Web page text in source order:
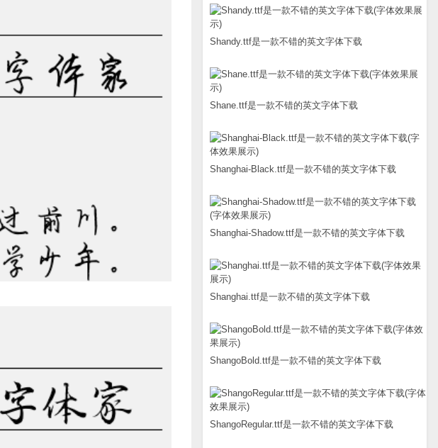
Shandy.ttf是一款不错的英文字体下载
Shane.ttf是一款不错的英文字体下载
Shanghai-Black.ttf是一款不错的英文字体下载
Shanghai-Shadow.ttf是一款不错的英文字体下载
Shanghai.ttf是一款不错的英文字体下载
ShangoBold.ttf是一款不错的英文字体下载
ShangoRegular.ttf是一款不错的英文字体下载